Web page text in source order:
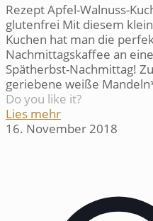
Rezept Apfel-Walnuss-
glutenfrei Mit diesem
Kuchen hat man die
Nachmittagskaffee an
Spätherbst-Nachmittag!
geriebene weiße
Do you like it?
Lies mehr
16. November 2018